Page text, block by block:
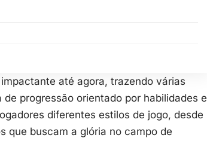
até agora, trazendo várias
progressão orientado por habilidades e
diferentes estilos de jogo, desde
que buscam a glória no campo de